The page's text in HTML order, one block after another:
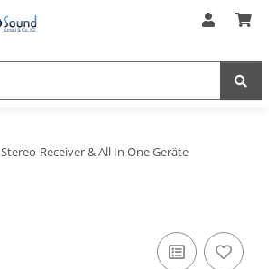
Stereo-Receiver & All In One Geräte